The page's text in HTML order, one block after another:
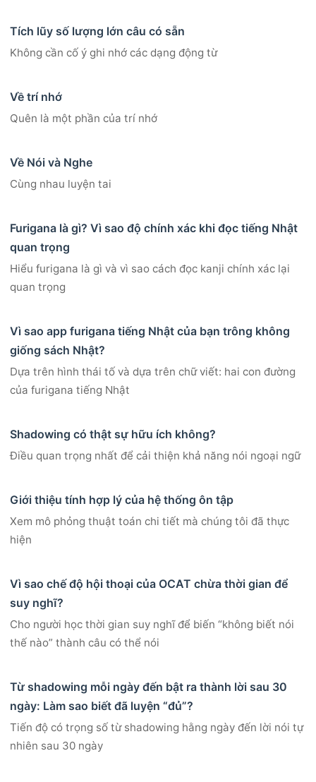
Tích lũy số lượng lớn câu có sẵn
Không cần cố ý ghi nhớ các dạng động từ
Về trí nhớ
Quên là một phần của trí nhớ
Về Nói và Nghe
Cùng nhau luyện tai
Furigana là gì? Vì sao độ chính xác khi đọc tiếng Nhật
quan trọng
Hiểu furigana là gì và vì sao cách đọc kanji chính xác lại
quan trọng
Vì sao app furigana tiếng Nhật của bạn trông không
giống sách Nhật?
Dựa trên hình thái tố và dựa trên chữ viết: hai con đường
của furigana tiếng Nhật
Shadowing có thật sự hữu ích không?
Điều quan trọng nhất để cải thiện khả năng nói ngoại ngữ
Giới thiệu tính hợp lý của hệ thống ôn tập
Xem mô phỏng thuật toán chi tiết mà chúng tôi đã thực
hiện
Vì sao chế độ hội thoại của OCAT chừa thời gian để
suy nghĩ?
Cho người học thời gian suy nghĩ để biến “không biết nói
thế nào” thành câu có thể nói
Từ shadowing mỗi ngày đến bật ra thành lời sau 30
ngày: Làm sao biết đã luyện “đủ”?
Tiến độ có trọng số từ shadowing hằng ngày đến lời nói tự
nhiên sau 30 ngày